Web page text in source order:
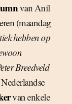
van Anil
(maandag
hebben op
Breedveld
van enkele